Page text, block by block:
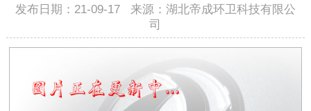
发布日期：21-09-17 来源：湖北帝成环卫科技有限公
司